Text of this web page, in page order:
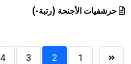
حرشفيات الأجنحة (رتبة-)
1
2
3
4